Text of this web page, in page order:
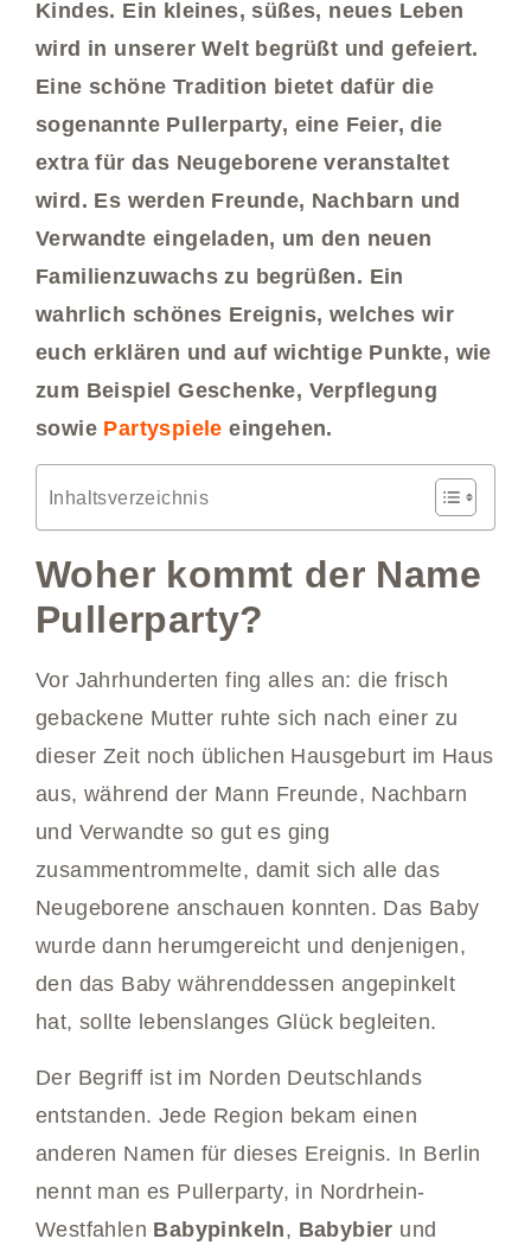
Kindes. Ein kleines, süßes, neues Leben
wird in unserer Welt begrüßt und gefeiert.
Eine schöne Tradition bietet dafür die
sogenannte Pullerparty, eine Feier, die
extra für das Neugeborene veranstaltet
wird. Es werden Freunde, Nachbarn und
Verwandte eingeladen, um den neuen
Familienzuwachs zu begrüßen. Ein
wahrlich schönes Ereignis, welches wir
euch erklären und auf wichtige Punkte, wie
zum Beispiel Geschenke, Verpflegung
sowie Partyspiele eingehen.
Inhaltsverzeichnis
Woher kommt der Name
Pullerparty?
Vor Jahrhunderten fing alles an: die frisch
gebackene Mutter ruhte sich nach einer zu
dieser Zeit noch üblichen Hausgeburt im Haus
aus, während der Mann Freunde, Nachbarn
und Verwandte so gut es ging
zusammentrommelte, damit sich alle das
Neugeborene anschauen konnten. Das Baby
wurde dann herumgereicht und denjenigen,
den das Baby währenddessen angepinkelt
hat, sollte lebenslanges Glück begleiten.
Der Begriff ist im Norden Deutschlands
entstanden. Jede Region bekam einen
anderen Namen für dieses Ereignis. In Berlin
nennt man es Pullerparty, in Nordrhein-
Westfahlen Babypinkeln, Babybier und